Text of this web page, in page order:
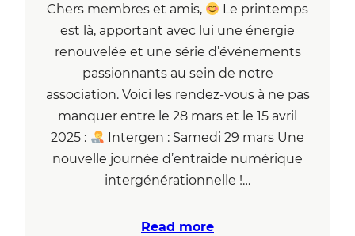
Chers membres et amis,
Le printemps
est là, apportant avec lui une énergie
renouvelée et une série d’événements
passionnants au sein de notre
association. Voici les rendez-vous à ne pas
manquer entre le 28 mars et le 15 avril
2025 :
Intergen : Samedi 29 mars Une
nouvelle journée d’entraide numérique
intergénérationnelle !…
Read more